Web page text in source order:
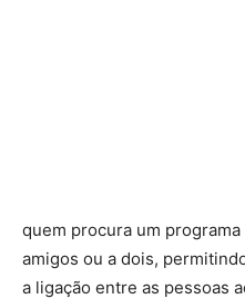
quem procura um
amigos ou a dois,
a ligação entre as pessoas